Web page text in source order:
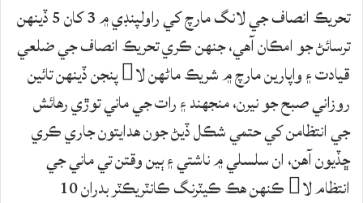
تحريڪ انصاف جي لانگ مارچ کي راولپنڊي ۾ 3 کان 5 ڏينهن
ترسائڻ جو امڪان آهي، جنهن ڪري تحريڪ انصاف جي ضلعي
قيادت ۽ واپارين مارچ ۾ شريڪ ماڻهن لا پنجن ڏينهن تائين
روزاني صبح جو نيرن، منجهند ۽ رات جي ماني توڙي رهائش
جي انتظامن کي حتمي شڪل ڏيڻ جون هدايتون جاري ڪري
ڇڏيون آهن، ان سلسلي ۾ ناشتي ۽ ٻين وقتن تي ماني جي
انتظام لا ڪنهن هڪ ڪيٽرنگ ڪانٽريڪٽر بدران 10